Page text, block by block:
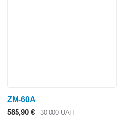
ZM-60A
585,90 €
30 000 UAH